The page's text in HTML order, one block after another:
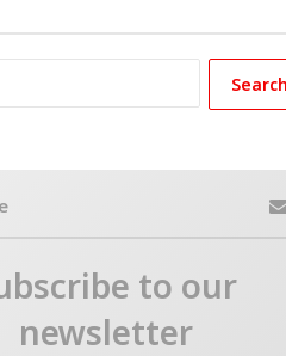
to our
newsletter